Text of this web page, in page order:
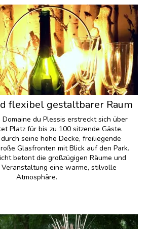
flexibel gestaltbarer Raum
du Plessis erstreckt sich über
Platz für bis zu 100 sitzende Gäste.
seine hohe Decke, freiliegende
Glasfronten mit Blick auf den Park.
betont die großzügigen Räume und
eine warme, stilvolle
Atmosphäre.